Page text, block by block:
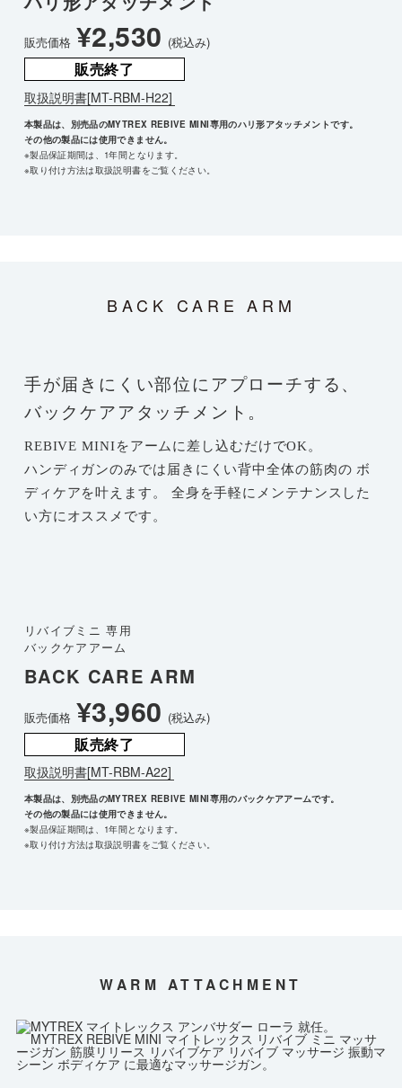
販売価格 ¥2,530 (税込み)
販売終了
取扱説明書[MT-RBM-H22]
本製品は、別売品のMYTREX REBIVE MINI専用のハリ形アタッチメントです。
その他の製品には使用できません。
※製品保証期間は、1年間となります。
※取り付け方法は取扱説明書をご覧ください。
BACK CARE ARM
手が届きにくい部位にアプローチする、
バックケアアタッチメント。
REBIVE MINIをアームに差し込むだけでOK。
ハンディガンのみでは届きにくい背中全体の筋肉の ボ
ディケアを叶えます。
全身を手軽にメンテナンスした
い方にオススメです。
リバイブミニ 専用
バックケアアーム
BACK CARE ARM
販売価格 ¥3,960 (税込み)
販売終了
取扱説明書[MT-RBM-A22]
本製品は、別売品のMYTREX REBIVE MINI専用のバックケアアームです。
その他の製品には使用できません。
※製品保証期間は、1年間となります。
※取り付け方法は取扱説明書をご覧ください。
WARM ATTACHMENT